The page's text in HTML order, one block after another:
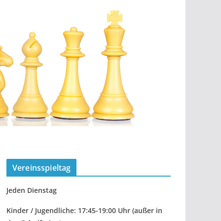
Vereinsspieltag
Jeden Dienstag
Kinder / Jugendliche: 17:45-19:00 Uhr (außer in